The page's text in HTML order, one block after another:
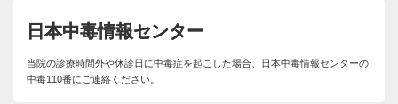
日本中毒情報センター
当院の診療時間外や休診日に中毒症を起こした場合、日本中毒情報センターの
中毒110番にご連絡ください。